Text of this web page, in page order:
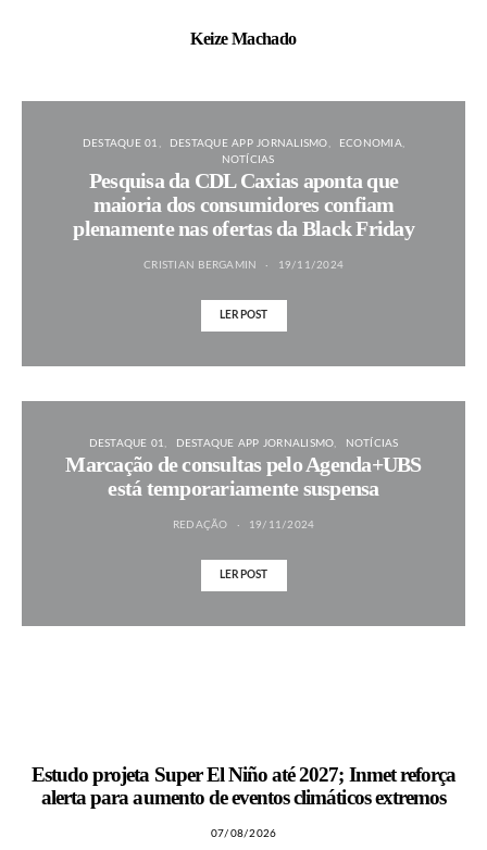
Keize Machado
DESTAQUE 01 DESTAQUE APP JORNALISMO
ECONOMIA
NOTÍCIAS
Pesquisa da CDL Caxias aponta que
maioria dos consumidores confiam
plenamente nas ofertas da Black Friday
CRISTIAN BERGAMIN 19/11/2024
LER POST
DESTAQUE 01 DESTAQUE APP JORNALISMO NOTÍCIAS
Marcação de consultas pelo Agenda+UBS
está temporariamente suspensa
REDAÇÃO 19/11/2024
LER POST
Estudo projeta Super El Niño até 2027; Inmet reforça
alerta para aumento de eventos climáticos extremos
07/08/2026